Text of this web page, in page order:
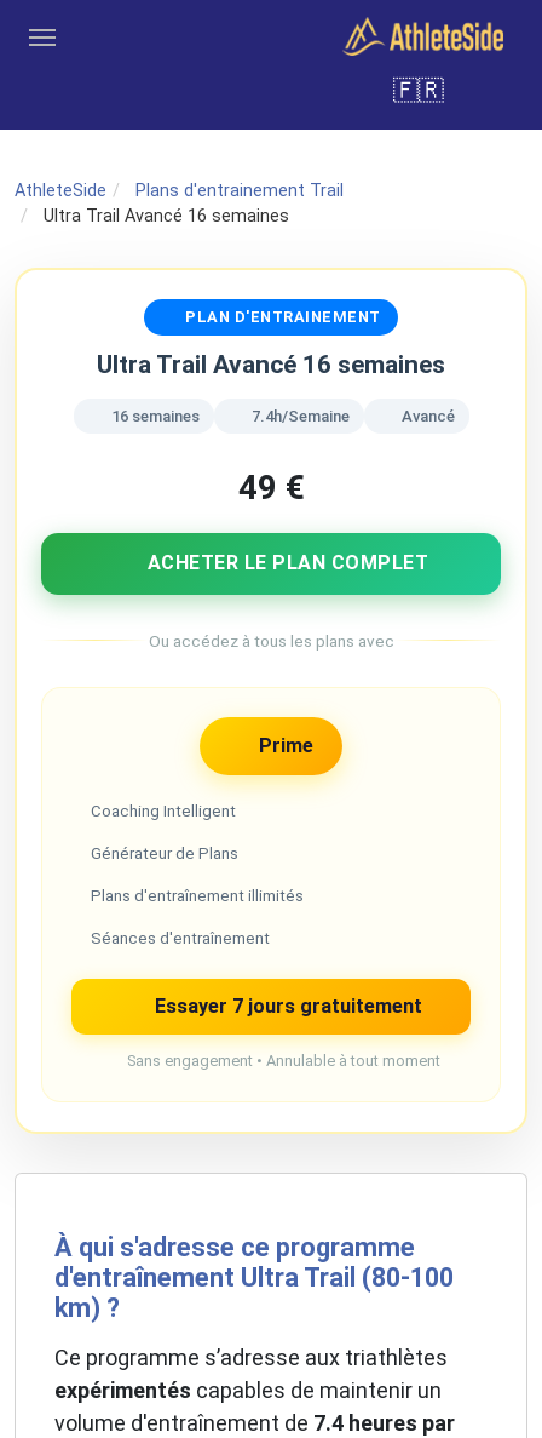
Inscription
🇫🇷
AthleteSide
Plans d'entrainement Trail
Ultra Trail Avancé 16 semaines
PLAN D'ENTRAINEMENT
Ultra Trail Avancé 16 semaines
16 semaines 7.4h/Semaine Avancé
49 €
ACHETER LE PLAN COMPLET
Ou accédez à tous les plans avec
Prime
Coaching Intelligent
Générateur de Plans
Plans d'entraînement illimités
Séances d'entraînement
Essayer 7 jours gratuitement
Sans engagement • Annulable à tout moment
À qui s'adresse ce programme
d'entraînement Ultra Trail (80-100
km) ?
Ce programme s’adresse aux triathlètes
expérimentés capables de maintenir un
volume d'entraînement de 7.4 heures par